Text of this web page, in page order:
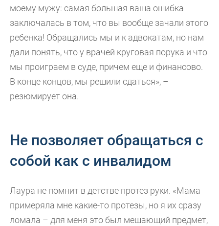
моему мужу: самая большая ваша ошибка
заключалась в том, что вы вообще зачали этого
ребенка! Обращались мы и к адвокатам, но нам
дали понять, что у врачей круговая порука и что
мы проиграем в суде, причем еще и финансово.
В конце концов, мы решили сдаться», –
резюмирует она.
Не позволяет обращаться с
собой как с инвалидом
Лаура не помнит в детстве протез руки. «Мама
примеряла мне какие-то протезы, но я их сразу
ломала – для меня это был мешающий предмет,